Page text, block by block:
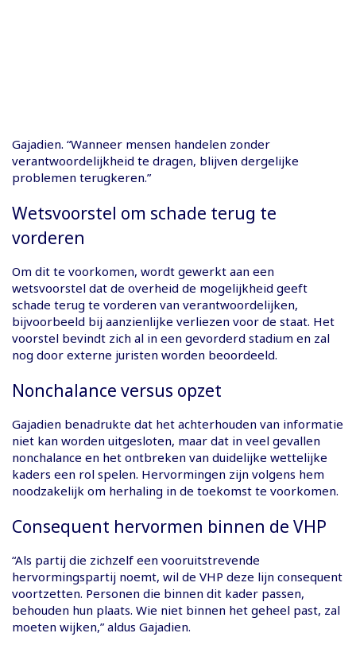
Gajadien. “Wanneer mensen handelen zonder
verantwoordelijkheid te dragen, blijven dergelijke
problemen terugkeren.”
Wetsvoorstel om schade terug te
vorderen
Om dit te voorkomen, wordt gewerkt aan een
wetsvoorstel dat de overheid de mogelijkheid geeft
schade terug te vorderen van verantwoordelijken,
bijvoorbeeld bij aanzienlijke verliezen voor de staat. Het
voorstel bevindt zich al in een gevorderd stadium en zal
nog door externe juristen worden beoordeeld.
Nonchalance versus opzet
Gajadien benadrukte dat het achterhouden van informatie
niet kan worden uitgesloten, maar dat in veel gevallen
nonchalance en het ontbreken van duidelijke wettelijke
kaders een rol spelen. Hervormingen zijn volgens hem
noodzakelijk om herhaling in de toekomst te voorkomen.
Consequent hervormen binnen de VHP
“Als partij die zichzelf een vooruitstrevende
hervormingspartij noemt, wil de VHP deze lijn consequent
voortzetten. Personen die binnen dit kader passen,
behouden hun plaats. Wie niet binnen het geheel past, zal
moeten wijken,” aldus Gajadien.